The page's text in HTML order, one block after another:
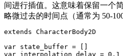
间进行插值。这意味着保留一个
略微过去的时间点（通常为 50-
extends CharacterBody2D
var state_buffer = []
var interpolation_delay = 0.1